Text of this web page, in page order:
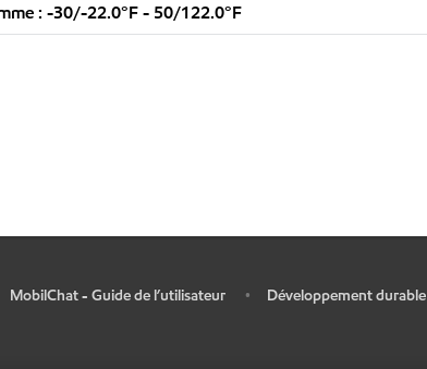
: -30/-22.0°F - 50/122.0°F
MobilChat - Guide de l’utilisateur • Développement durable